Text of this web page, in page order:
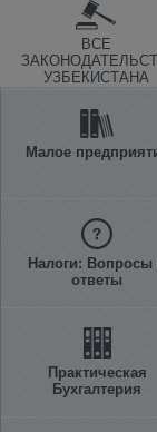
ВСЕ
УЗБЕКИСТАНА
Малое
Налоги: Вопросы
ответы
Практическая
Бухгалтерия